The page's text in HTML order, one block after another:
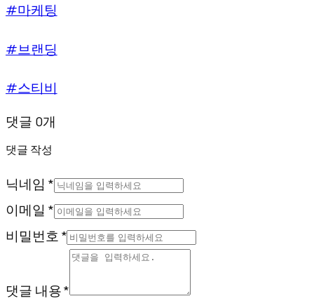
#마케팅
#브랜딩
#스티비
댓글 0개
댓글 작성
닉네임 *
이메일 *
비밀번호 *
댓글 내용 *